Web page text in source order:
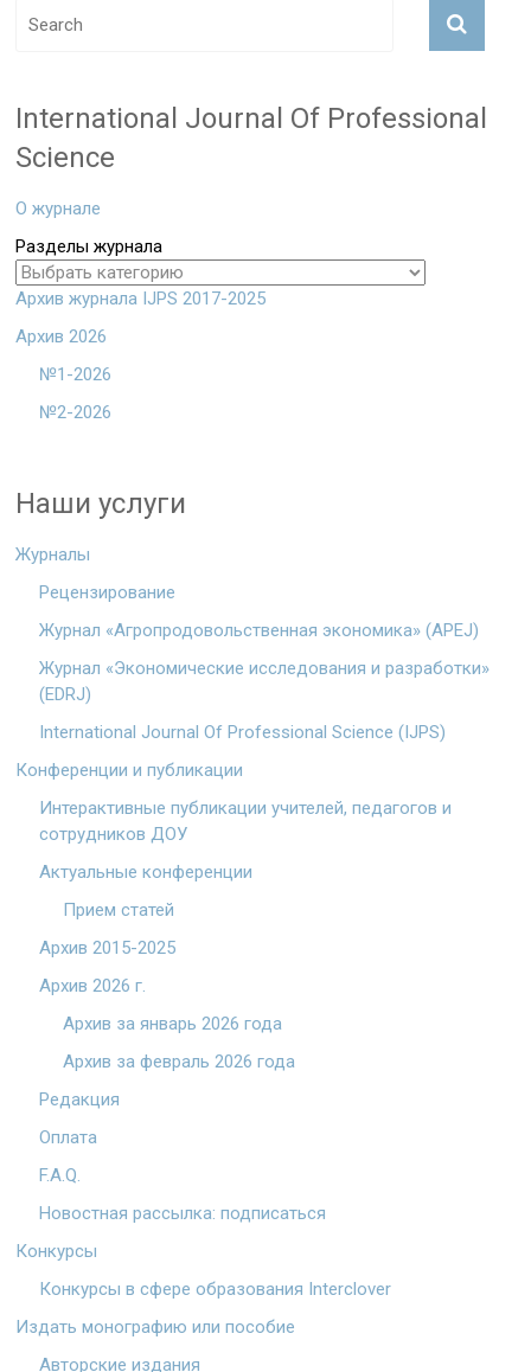
International Journal Of Professional
Science
О журнале
Разделы журнала
Архив журнала IJPS 2017-2025
Архив 2026
№1-2026
№2-2026
Наши услуги
Журналы
Рецензирование
Журнал «Агропродовольственная экономика» (APEJ)
Журнал «Экономические исследования и разработки»
(EDRJ)
International Journal Of Professional Science (IJPS)
Конференции и публикации
Интерактивные публикации учителей, педагогов и
сотрудников ДОУ
Актуальные конференции
Прием статей
Архив 2015-2025
Архив 2026 г.
Архив за январь 2026 года
Архив за февраль 2026 года
Редакция
Оплата
F.A.Q.
Новостная рассылка: подписаться
Конкурсы
Конкурсы в сфере образования Interclover
Издать монографию или пособие
Авторские издания